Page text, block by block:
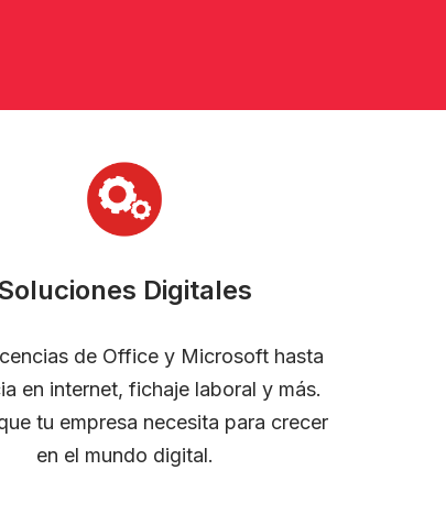
Digitales
de Office y Microsoft hasta
en internet, fichaje laboral y más.
tu empresa necesita para crecer
en el mundo digital.